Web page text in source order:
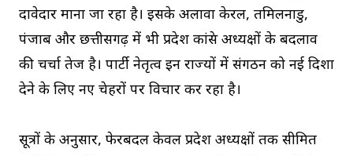
दावेदार माना जा रहा है। इसके अलावा केरल, तमिलनाडु,
पंजाब और छत्तीसगढ़ में भी प्रदेश कांग्रेस अध्यक्षों के बदलाव
की चर्चा तेज है। पार्टी नेतृत्व इन राज्यों में संगठन को नई दिशा
देने के लिए नए चेहरों पर विचार कर रहा है।
सूत्रों के अनुसार, फेरबदल केवल प्रदेश अध्यक्षों तक सीमित